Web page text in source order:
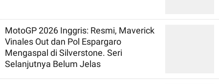
MotoGP 2026 Inggris: Resmi, Maverick
Vinales Out dan Pol Espargaro
Mengaspal di Silverstone. Seri
Selanjutnya Belum Jelas